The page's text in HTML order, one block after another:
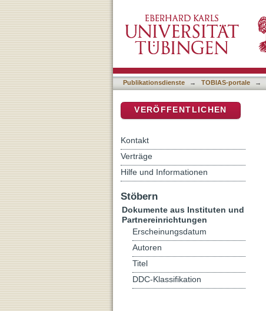
Publikationsdienste → TOBIAS-portale →
VERÖFFENTLICHEN
Kontakt
Verträge
Hilfe und Informationen
Stöbern
Dokumente aus Instituten und
Partnereinrichtungen
Erscheinungsdatum
Autoren
Titel
DDC-Klassifikation